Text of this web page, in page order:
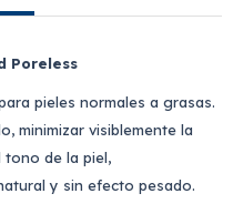
Poreless
pieles normales a grasas.
minimizar visiblemente la
tono de la piel,
y sin efecto pesado.